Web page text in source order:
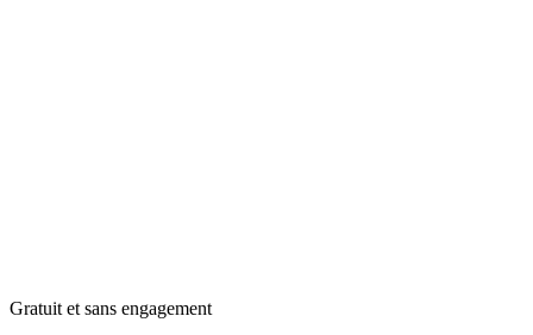
Gratuit et sans engagement